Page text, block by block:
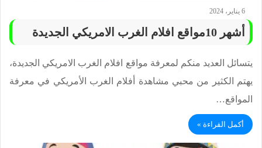
6 يناير، 2024
أشهر 10مواقع افلام الغرب الامريكي الجديدة
يتسائل العديد منكم لمعرفة مواقع افلام الغرب الامريكي الجديدة،
يهتم الكثير من محبي مشاهدة أفلام الغرب الأمريكي في معرفة
المواقع…
أكمل القراءة »